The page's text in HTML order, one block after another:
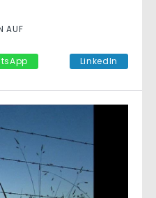
AUF
LinkedIn